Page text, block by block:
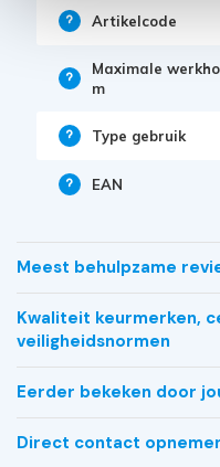
Artikelcode
Maximale
m
Type gebruik
EAN
Meest behulpzame
Kwaliteit keurmerken,
veiligheidsnormen
Eerder bekeken door
Direct contact